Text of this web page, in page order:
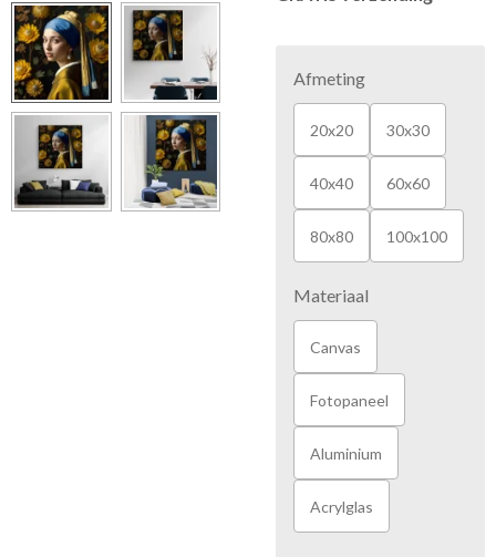
Afmeting
20x20 30x30
40x40 60x60
80x80 100x100
Materiaal
Canvas
Fotopaneel
Aluminium
Acrylglas